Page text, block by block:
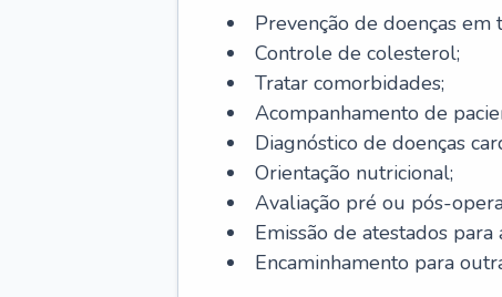
Prevenção de doenças em
Controle de colesterol;
Tratar comorbidades;
Acompanhamento de
Diagnóstico de doenças
Orientação nutricional;
Avaliação pré ou pós-
Emissão de atestados
Encaminhamento para